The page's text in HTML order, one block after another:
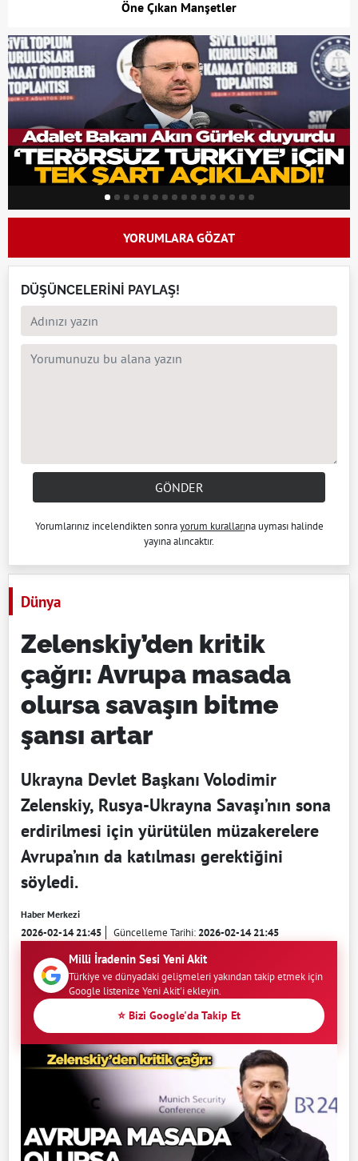
Öne Çıkan Manşetler
YORUMLARA GÖZAT
DÜŞÜNCELERİNİ PAYLAŞ!
GÖNDER
Yorumlarınız incelendikten sonrayorum kurallarına uyması halinde
yayına alıncaktır.
Dünya
Zelenskiy’den kritik
çağrı: Avrupa masada
olursa savaşın bitme
şansı artar
Ukrayna Devlet Başkanı Volodimir
Zelenskiy, Rusya-Ukrayna Savaşı’nın sona
erdirilmesi için yürütülen müzakerelere
Avrupa’nın da katılması gerektiğini
söyledi.
Haber Merkezi
2026-02-14 21:45 Güncelleme Tarihi:2026-02-14 21:45
Milli İradenin Sesi Yeni Akit
Türkiye ve dünyadaki gelişmeleri yakından takip etmek için
Google listenize Yeni Akit'i ekleyin.
⭐ Bizi Google'da Takip Et